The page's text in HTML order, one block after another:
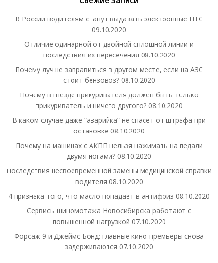
В России водителям станут выдавать электронные ПТС
09.10.2020
Отличие одинарной от двойной сплошной линии и
последствия их пересечения 08.10.2020
Почему лучше заправиться в другом месте, если на АЗС
стоит бензовоз? 08.10.2020
Почему в гнезде прикуривателя должен быть только
прикуриватель и ничего другого? 08.10.2020
В каком случае даже “аварийка” не спасет от штрафа при
остановке 08.10.2020
Почему на машинах с АКПП нельзя нажимать на педали
двумя ногами? 08.10.2020
Последствия несвоевременной замены медицинской справки
водителя 08.10.2020
4 признака того, что масло попадает в антифриз 08.10.2020
Сервисы шиномотажа Новосибирска работают с
повышенной нагрузкой 07.10.2020
Форсаж 9 и Джеймс Бонд: главные кино-премьеры снова
задерживаются 07.10.2020